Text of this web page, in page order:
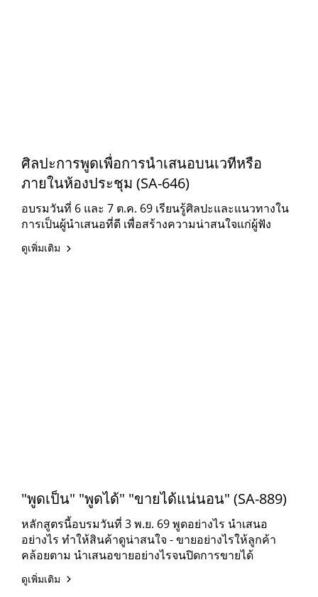
ศิลปะการพูดเพื่อการนำเสนอบนเวทีหรือ
ภายในห้องประชุม (SA-646)
อบรมวันที่ 6 และ 7 ต.ค. 69 เรียนรู้ศิลปะและแนวทางใน
การเป็นผู้นำเสนอที่ดี เพื่อสร้างความน่าสนใจแก่ผู้ฟัง
ดูเพิ่มเติม
"พูดเป็น" "พูดได้" "ขายได้แน่นอน" (SA-889)
หลักสูตรนี้อบรมวันที่ 3 พ.ย. 69 พูดอย่างไร นำเสนอ
อย่างไร ทำให้สินค้าดูน่าสนใจ - ขายอย่างไรให้ลูกค้า
คล้อยตาม นำเสนอขายอย่างไรจนปิดการขายได้
ดูเพิ่มเติม